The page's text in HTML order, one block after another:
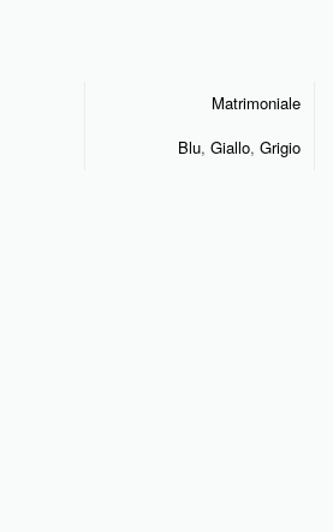
Matrimoniale
Blu, Giallo, Grigio